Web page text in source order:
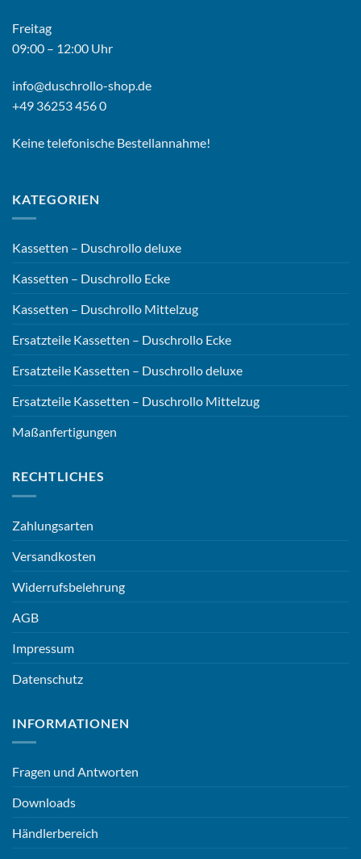
Freitag
09:00 – 12:00 Uhr
info@duschrollo-shop.de
+49 36253 456 0
Keine telefonische Bestellannahme!
KATEGORIEN
Kassetten – Duschrollo deluxe
Kassetten – Duschrollo Ecke
Kassetten – Duschrollo Mittelzug
Ersatzteile Kassetten – Duschrollo Ecke
Ersatzteile Kassetten – Duschrollo deluxe
Ersatzteile Kassetten – Duschrollo Mittelzug
Maßanfertigungen
RECHTLICHES
Zahlungsarten
Versandkosten
Widerrufsbelehrung
AGB
Impressum
Datenschutz
INFORMATIONEN
Fragen und Antworten
Downloads
Händlerbereich